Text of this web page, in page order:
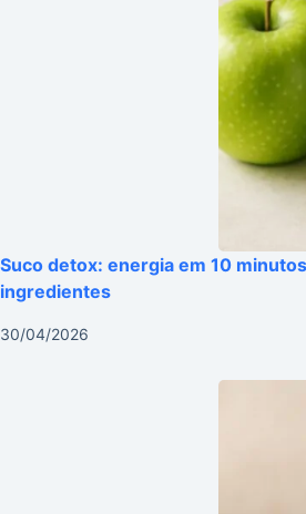
Suco detox: energia em 10
ingredientes
30/04/2026